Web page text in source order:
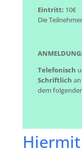
Eintritt: 10€
Die
ANMELDUNG:
Telefonisch
Schriftlich an
dem